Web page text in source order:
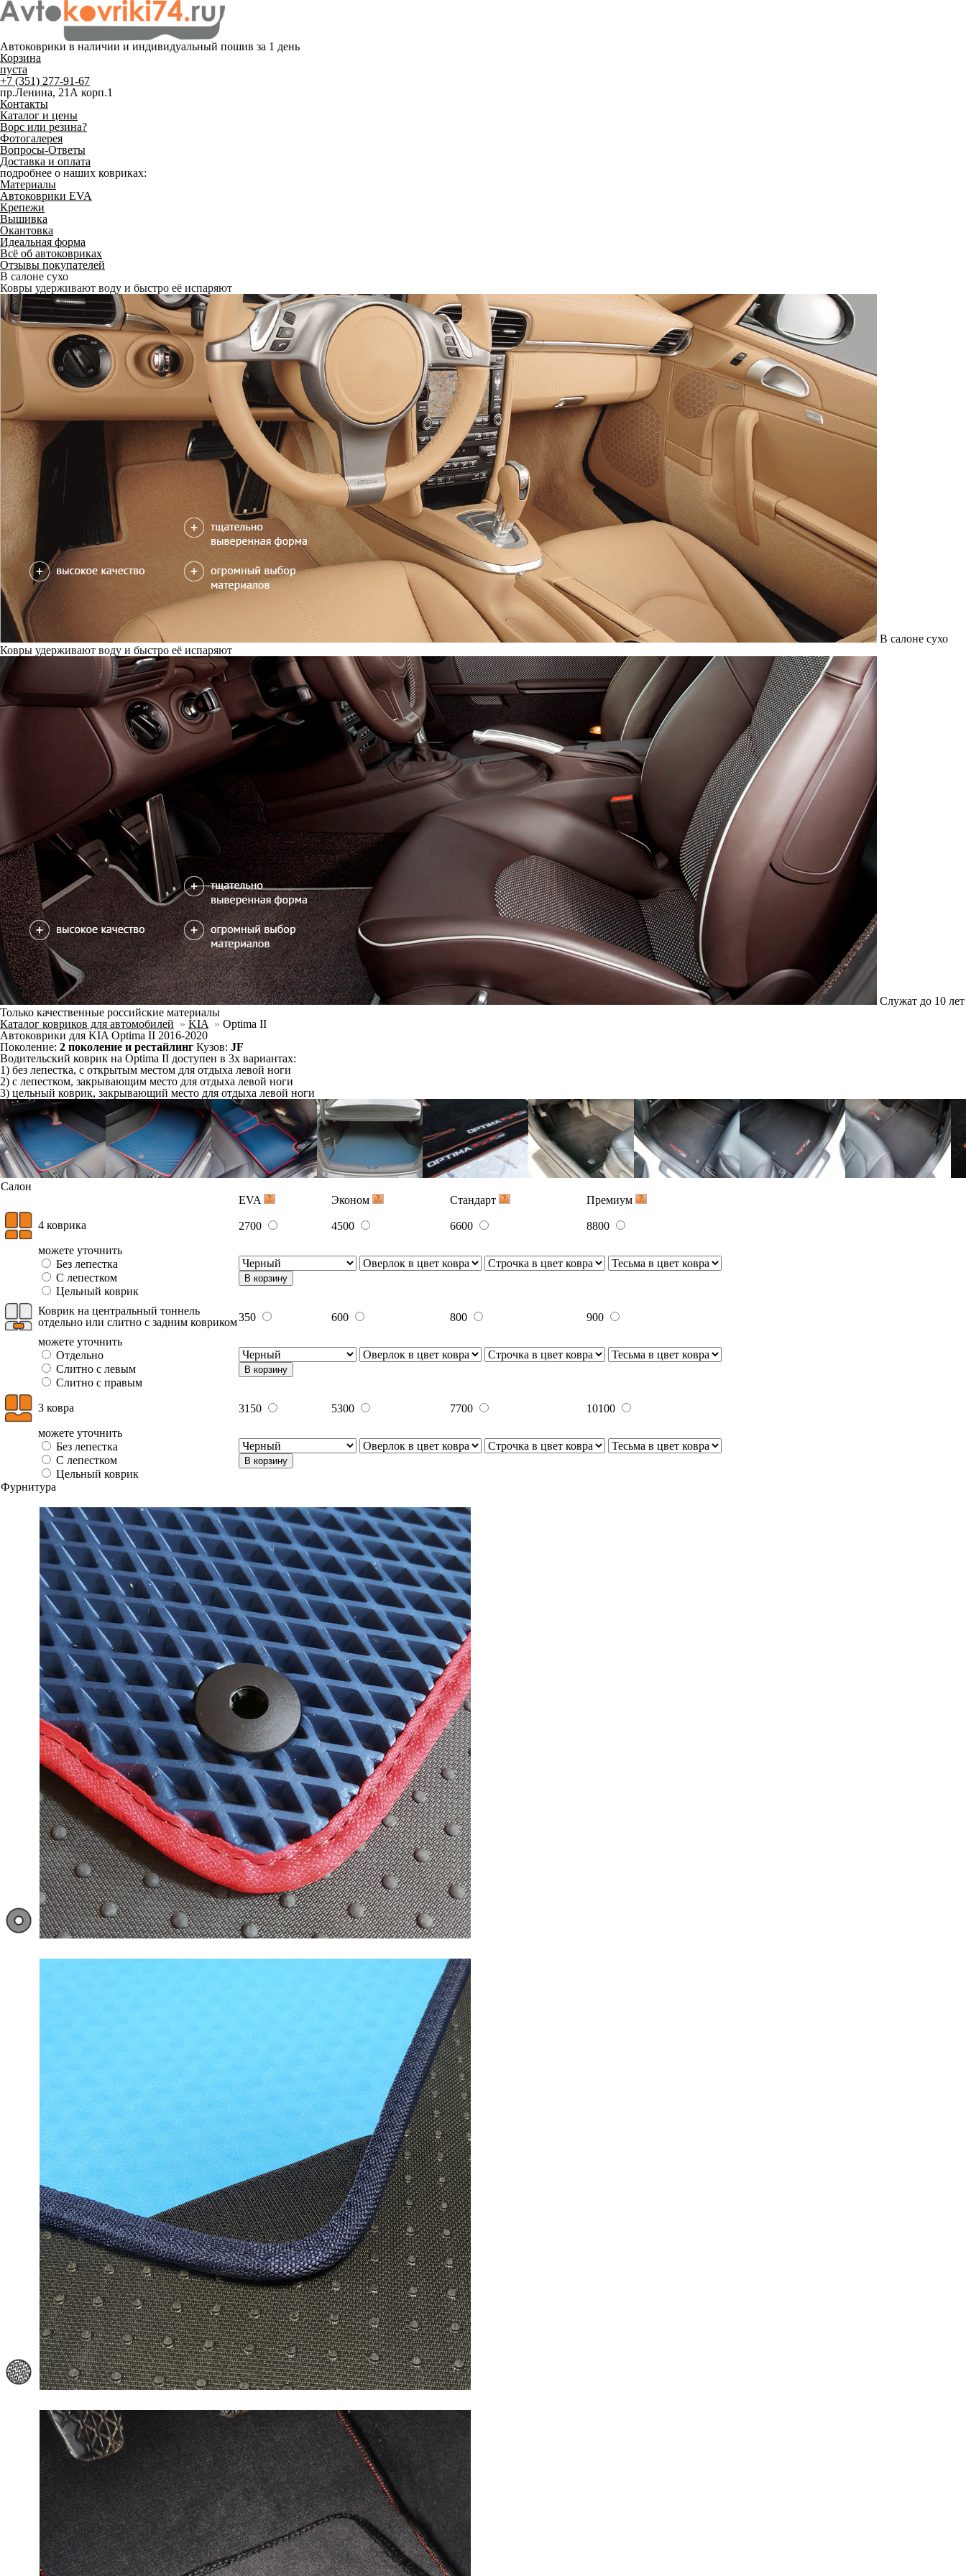
Автоковрики в наличии и индивидуальный пошив за 1 день
Корзина
пуста
+7 (351) 277-91-67
пр.Ленина, 21А корп.1
Контакты
Каталог и цены
Ворс или резина?
Фотогалерея
Вопросы-Ответы
Доставка и оплата
подробнее о наших ковриках:
Материалы
Автоковрики EVA
Крепежи
Вышивка
Окантовка
Идеальная форма
Всё об автоковриках
Отзывы покупателей
Служат до 10 лет
Только качественные российские материалы
Служат до 10 лет
Только качественные российские материалы
Каталог ковриков для автомобилей
» KIA » Optima II
Автоковрики для KIA Optima II 2016-2020
Поколение:
2 поколение и рестайлинг Кузов: JF
Водительский коврик на Optima II доступен в 3х вариантах:
1) без лепестка, с открытым местом для отдыха левой ноги
2) с лепестком, закрывающим место для отдыха левой ноги
3) цельный коврик, закрывающий место для отдыха левой ноги
EVA
Эконом Стандарт Премиум
4 коврика 2700 4500
можете уточнить
Без лепестка
С лепестком
Цельный коврик
В корзину
Коврик на центральный тоннель
отдельно или слитно с задним ковриком350 600
900
можете уточнить
Отдельно
Слитно с левым
Слитно с правым
В корзину
3 ковра 3150
можете уточнить
Без лепестка
С лепестком
Цельный коврик
В корзину
Фурнитура